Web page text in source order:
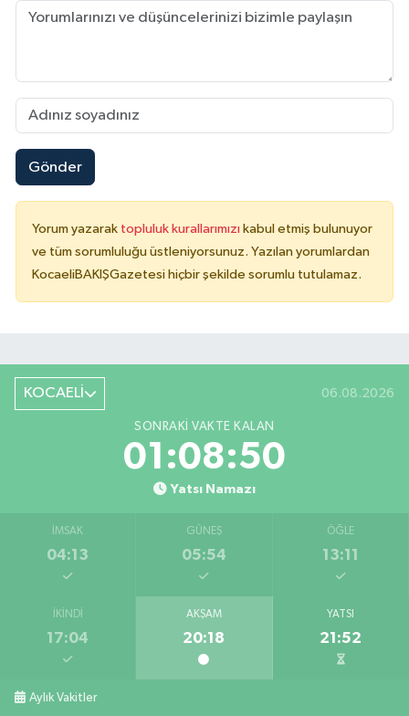
Gönder
Yorum yazarak topluluk kurallarımızı kabul etmiş bulunuyor
ve tüm sorumluluğu üstleniyorsunuz. Yazılan yorumlardan
KocaeliBAKIŞGazetesi hiçbir şekilde sorumlu tutulamaz.
KOCAELİ 06.08.2026
SONRAKI VAKTE KALAN
01:08:49
Yatsı Namazı
İMSAK
04:13
GÜNEŞ
05:54
ÖĞLE
13:11
İKINDI
17:04
AKŞAM
20:18
YATSI
21:52
Aylık Vakitler